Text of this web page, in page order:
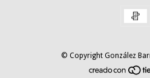
© Copyright González